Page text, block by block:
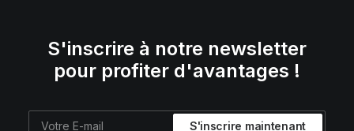
S'inscrire à notre newsletter
pour profiter d'avantages !